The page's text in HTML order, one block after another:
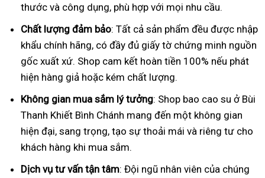
thước và công dụng, phù hợp với mọi nhu cầu.
Chất lượng đảm bảo: Tất cả sản phẩm đều được nhập
khẩu chính hãng, có đầy đủ giấy tờ chứng minh nguồn
gốc xuất xứ. Shop cam kết hoàn tiền 100% nếu phát
hiện hàng giả hoặc kém chất lượng.
Không gian mua sắm lý tưởng: Shop bao cao su ở Bùi
Thanh Khiết Bình Chánh mang đến một không gian
hiện đại, sang trọng, tạo sự thoải mái và riêng tư cho
khách hàng khi mua sắm.
Dịch vụ tư vấn tận tâm: Đội ngũ nhân viên của chúng